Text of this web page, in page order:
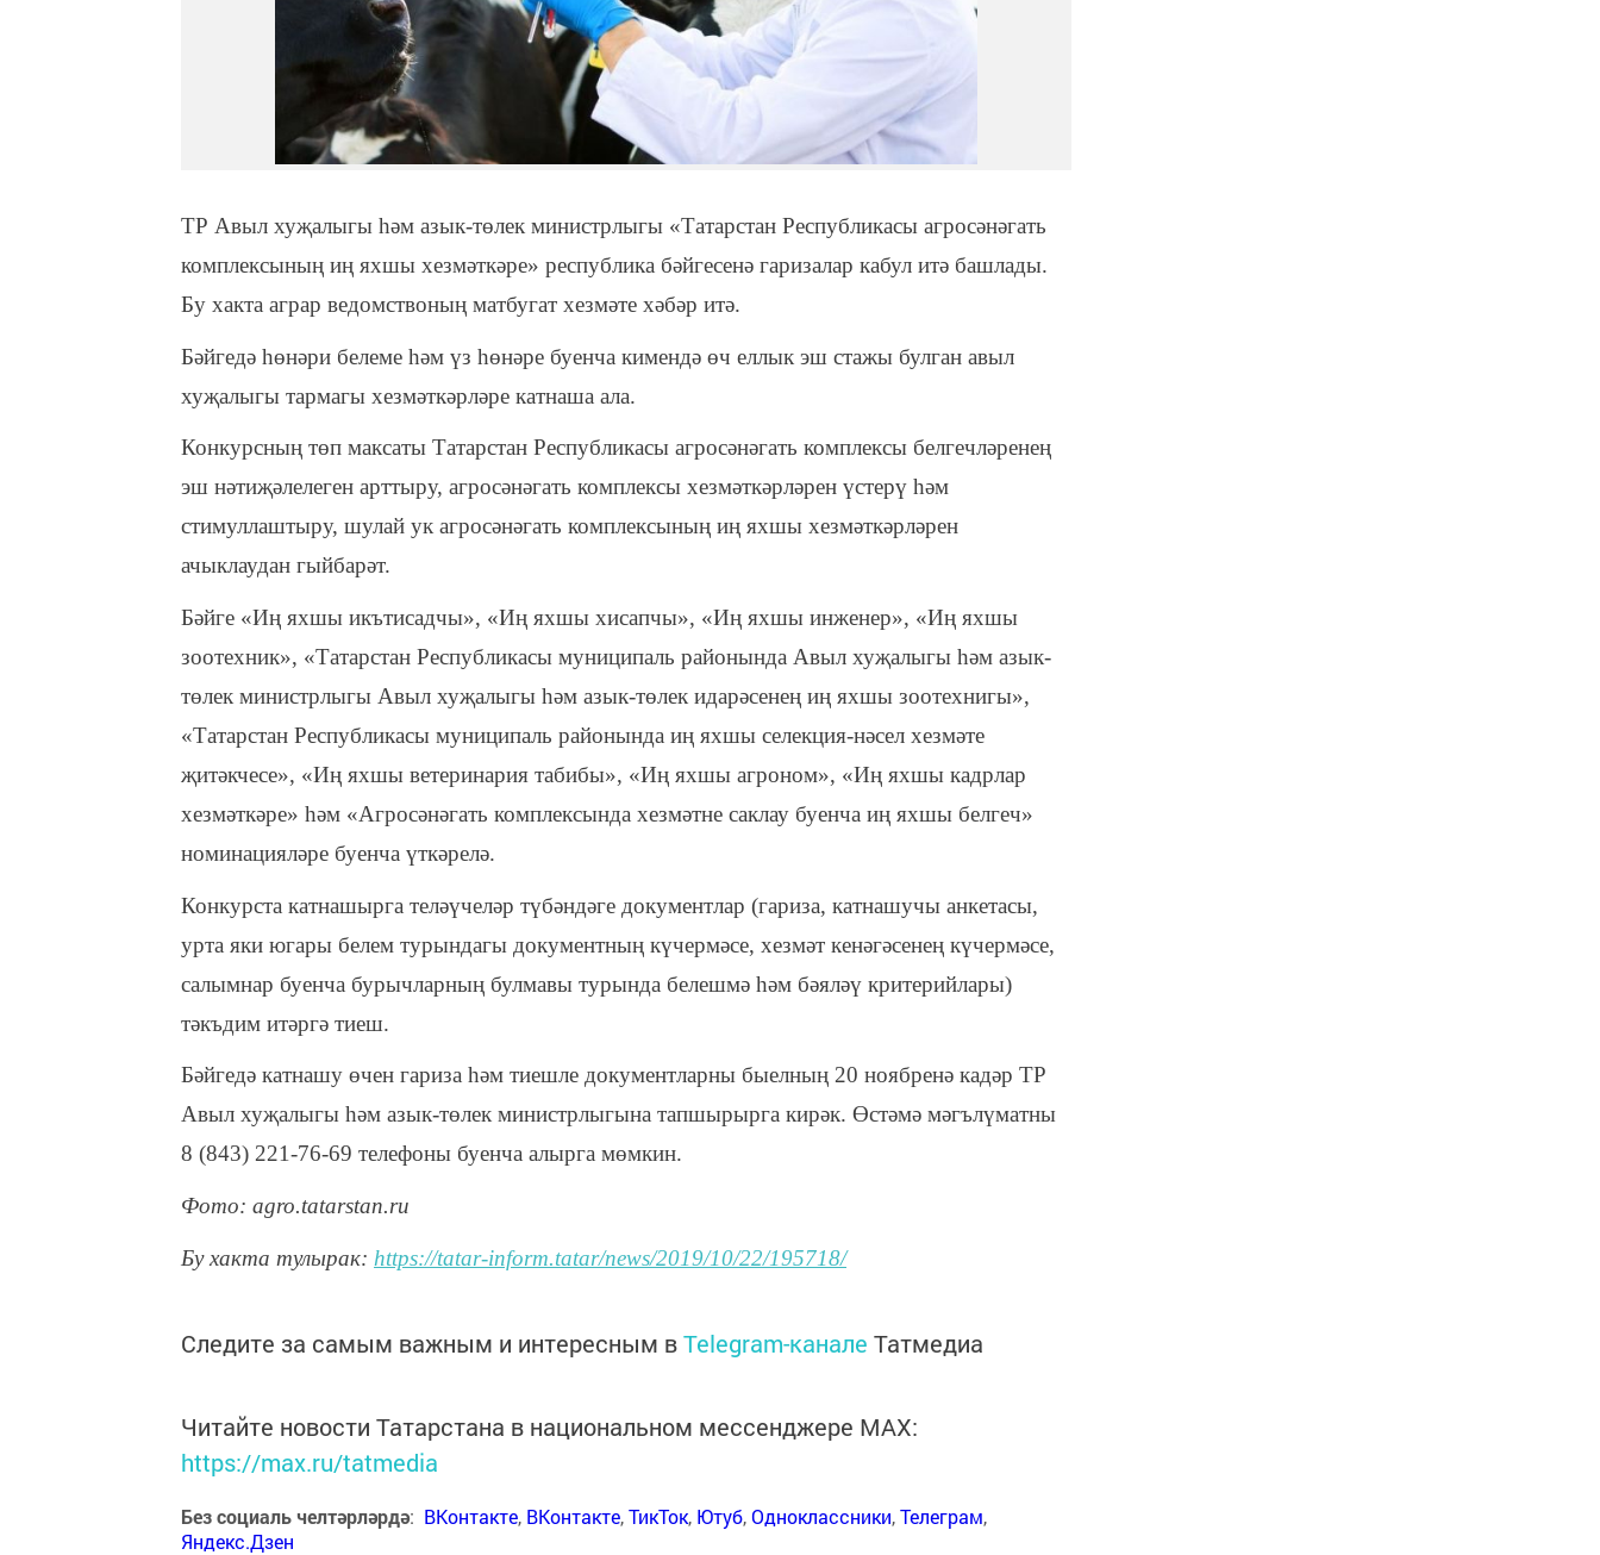
ТР Авыл хуҗалыгы һәм азык-төлек министрлыгы «Татарстан Республикасы агросәнәгать
комплексының иң яхшы хезмәткәре» республика бәйгесенә гаризалар кабул итә башлады.
Бу хакта аграр ведомствоның матбугат хезмәте хәбәр итә.
Бәйгедә һөнәри белеме һәм үз һөнәре буенча кимендә өч еллык эш стажы булган авыл
хуҗалыгы тармагы хезмәткәрләре катнаша ала.
Конкурсның төп максаты Татарстан Республикасы агросәнәгать комплексы белгечләренең
эш нәтиҗәлелеген арттыру, агросәнәгать комплексы хезмәткәрләрен үстерү һәм
стимуллаштыру, шулай ук агросәнәгать комплексының иң яхшы хезмәткәрләрен
ачыклаудан гыйбарәт.
Бәйге «Иң яхшы икътисадчы», «Иң яхшы хисапчы», «Иң яхшы инженер», «Иң яхшы
зоотехник», «Татарстан Республикасы муниципаль районында Авыл хуҗалыгы һәм азык-
төлек министрлыгы Авыл хуҗалыгы һәм азык-төлек идарәсенең иң яхшы зоотехнигы»,
«Татарстан Республикасы муниципаль районында иң яхшы селекция-нәсел хезмәте
җитәкчесе», «Иң яхшы ветеринария табибы», «Иң яхшы агроном», «Иң яхшы кадрлар
хезмәткәре» һәм «Агросәнәгать комплексында хезмәтне саклау буенча иң яхшы белгеч»
номинацияләре буенча үткәрелә.
Конкурста катнашырга теләүчеләр түбәндәге документлар (гариза, катнашучы анкетасы,
урта яки югары белем турындагы документның күчермәсе, хезмәт кенәгәсенең күчермәсе,
салымнар буенча бурычларның булмавы турында белешмә һәм бәяләү критерийлары)
тәкъдим итәргә тиеш.
Бәйгедә катнашу өчен гариза һәм тиешле документларны быелның 20 ноябренә кадәр ТР
Авыл хуҗалыгы һәм азык-төлек министрлыгына тапшырырга кирәк. Өстәмә мәгълүматны
8 (843) 221-76-69 телефоны буенча алырга мөмкин.
Фото: agro.tatarstan.ru
Бу хакта тулырак: https://tatar-inform.tatar/news/2019/10/22/195718/
Следите за самым важным и интересным вTelegram-канале Татмедиа
Читайте новости Татарстана в национальном мессенджере MАХ:
https://max.ru/tatmedia
Без социаль челтәрләрдә: ВКонтакте, ВКонтакте,ТикТок, Ютуб,Одноклассники,Телеграм,
Яндекс.Дзен